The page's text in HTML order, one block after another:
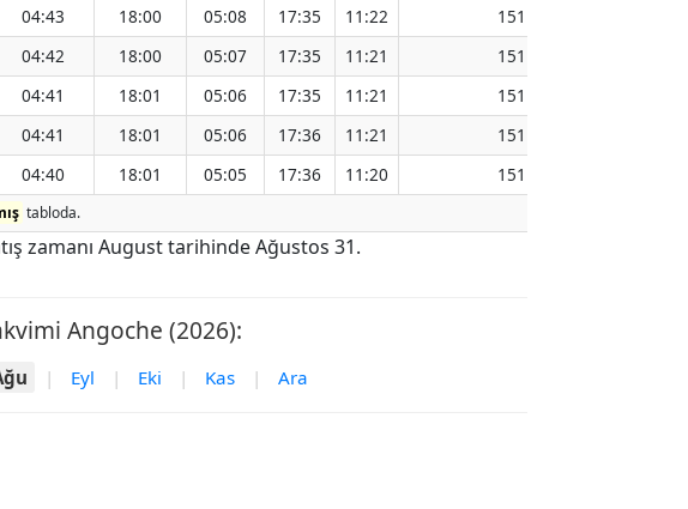
04:43 18:00 05:08 17:35 11:22
151.15
04:42 18:00 05:07 17:35 11:21
151.12
04:41 18:01 05:06 17:35 11:21
151.09
04:41 18:01 05:06 17:36 11:21
151.05
04:40 18:01 05:05 17:36 11:20 151.01
tabloda.
zamanı August tarihinde Ağustos 31.
Angoche (2026):
| Eyl | Eki | Kas | Ara